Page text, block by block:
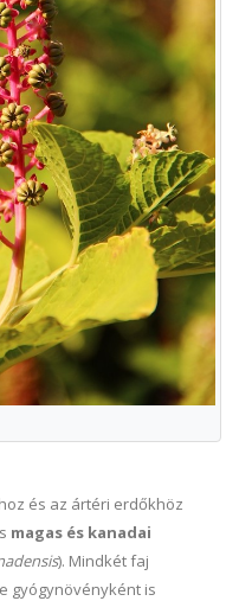
és az ártéri erdőkhöz
magas és kanadai
). Mindkét faj
gyógynövényként is